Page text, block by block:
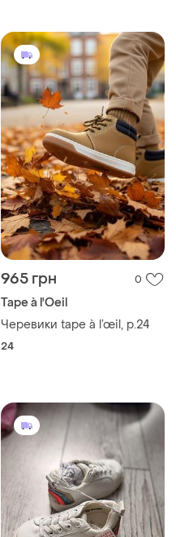
965 грн 0
Tape à l'Oeil
Черевики tape à l’œil, р.24
24